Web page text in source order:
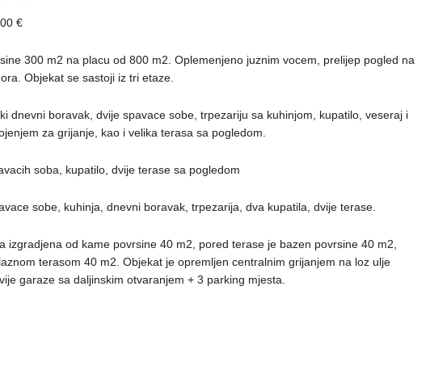
€
300 m2 na placu od 800 m2. Oplemenjeno juznim vocem, prelijep pogled na
Objekat se sastoji iz tri etaze.
dnevni boravak, dvije spavace sobe, trpezariju sa kuhinjom, kupatilo, veseraj i
za grijanje, kao i velika terasa sa pogledom.
soba, kupatilo, dvije terase sa pogledom
sobe, kuhinja, dnevni boravak, trpezarija, dva kupatila, dvije terase.
izgradjena od kame povrsine 40 m2, pored terase je bazen povrsine 40 m2,
terasom 40 m2. Objekat je opremljen centralnim grijanjem na loz ulje
garaze sa daljinskim otvaranjem + 3 parking mjesta.